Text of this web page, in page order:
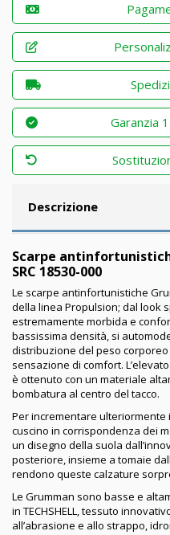
Garanzia
Descrizione
Scarpe
SRC 18530-000
Le scarpe antinfortunistiche
della linea Propulsion; dal look
estremamente morbida e
bassissima densità, si
distribuzione del peso
sensazione di comfort.
è ottenuto con un materiale
bombatura al centro del tacco.
Per incrementare
cuscino in corrispondenza dei
un disegno della suola
posteriore, insieme a tomaie
rendono queste calzature
Le Grumman sono basse e
in TECHSHELL, tessuto
all’abrasione e allo strappo,